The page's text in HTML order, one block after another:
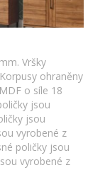
Vršky
ohraněny
o síle 18
jsou
jsou
vyrobené z
poličky jsou
vyrobené z